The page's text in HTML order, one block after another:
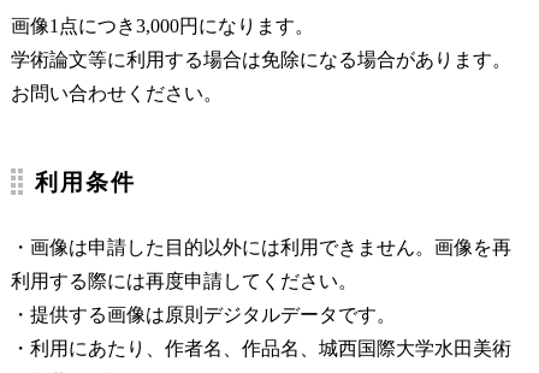
画像1点につき3,000円になります。
学術論文等に利用する場合は免除になる場合があります。
お問い合わせください。
利用条件
・画像は申請した目的以外には利用できません。画像を再
利用する際には再度申請してください。
・提供する画像は原則デジタルデータです。
・利用にあたり、作者名、作品名、城西国際大学水田美術